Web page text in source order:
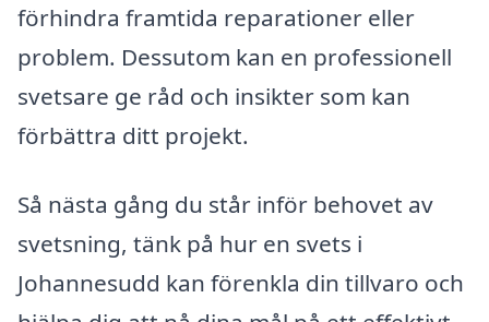
förhindra framtida reparationer eller
problem. Dessutom kan en professionell
svetsare ge råd och insikter som kan
förbättra ditt projekt.
Så nästa gång du står inför behovet av
svetsning, tänk på hur en svets i
Johannesudd kan förenkla din tillvaro och